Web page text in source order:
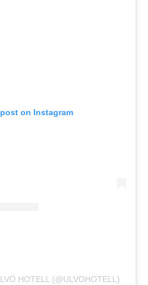
on Instagram
HOTELL (@ULVOHOTELL)